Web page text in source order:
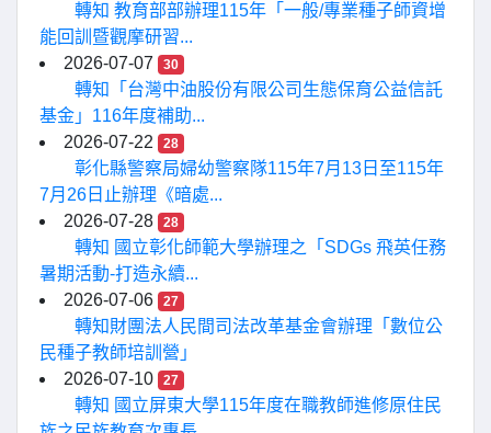
轉知 教育部部辦理115年「一般/專業種子師資增
能回訓暨觀摩研習...
2026-07-07
30
轉知「台灣中油股份有限公司生態保育公益信託
基金」116年度補助...
2026-07-22
28
彰化縣警察局婦幼警察隊115年7月13日至115年
7月26日止辦理《暗處...
2026-07-28
28
轉知 國立彰化師範大學辦理之「SDGs 飛英任務
暑期活動-打造永續...
2026-07-06
27
轉知財團法人民間司法改革基金會辦理「數位公
民種子教師培訓營」
2026-07-10
27
轉知 國立屏東大學115年度在職教師進修原住民